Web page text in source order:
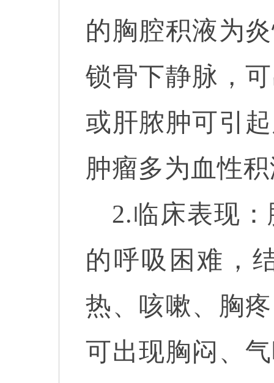
的胸腔积液为
锁骨下静脉，
或肝脓肿可引
肿瘤多为血性
2.临床表现
的呼吸困难，
热、咳嗽、胸
可出现胸闷、